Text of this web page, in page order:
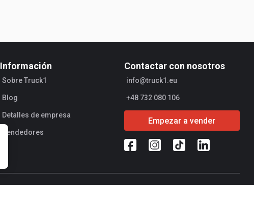
Información
Sobre Truck1
Blog
Detalles de empresa
Vendedores
Contactar con nosotros
info@truck1.eu
+48 732 080 106
Empezar a vender